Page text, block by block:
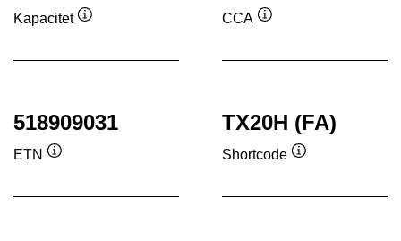
Kapacitet
CCA
518909031
ETN
TX20H (FA)
Shortcode